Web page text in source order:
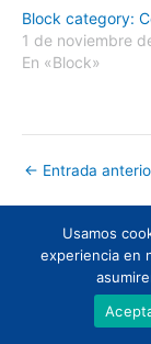
Block category:
1 de noviembre
En «Block»
← Entrada
Todos los
Usamos
experiencia en